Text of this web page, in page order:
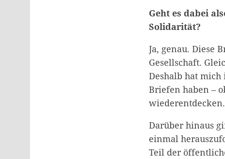
Geht es dabei
Solidarität?
Ja, genau. Diese
Gesellschaft.
Deshalb hat
Briefen haben –
wiederentdecken.
Darüber hinaus
einmal
Teil der